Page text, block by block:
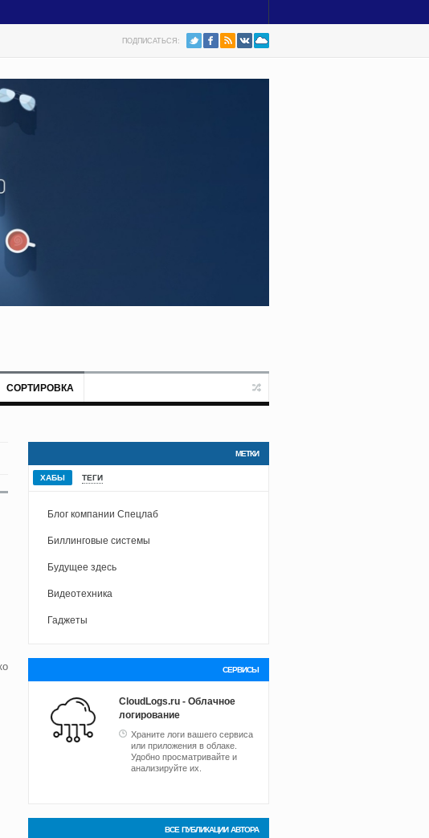
ПОДПИСАТЬСЯ:
СОРТИРОВКА
МЕТКИ
ХАБЫ ТЕГИ
Блог компании Спецлаб
Биллинговые системы
Будущее здесь
Видеотехника
Гаджеты
СЕРВИСЫ
CloudLogs.ru - Облачное
логирование
Храните логи вашего сервиса
или приложения в облаке.
Удобно просматривайте и
анализируйте их.
ВСЕ ПУБЛИКАЦИИ АВТОРА